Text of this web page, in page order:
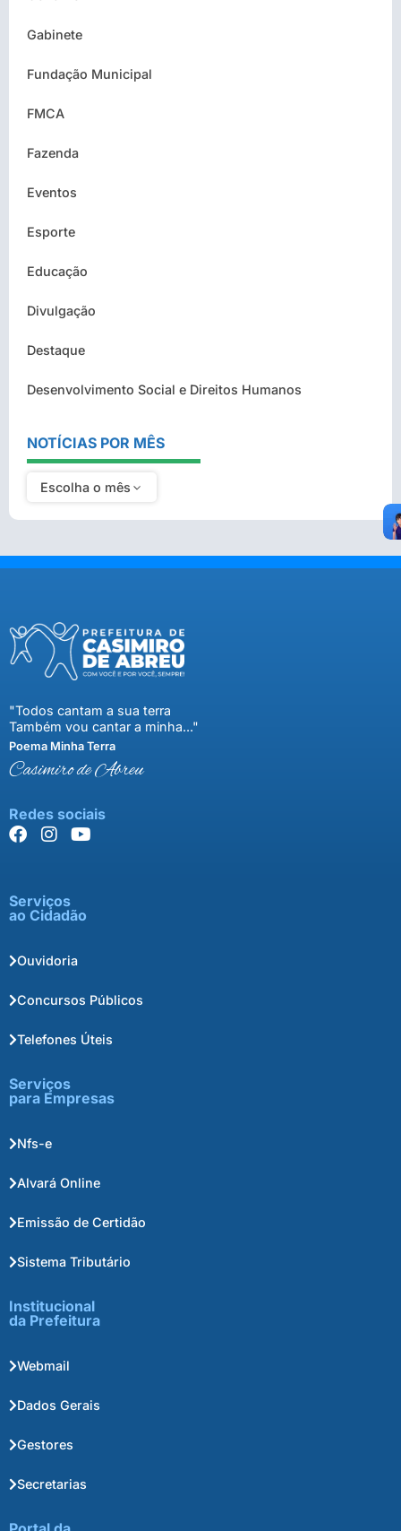
Gabinete
Fundação Municipal
FMCA
Fazenda
Eventos
Esporte
Educação
Divulgação
Destaque
Desenvolvimento Social e Direitos Humanos
NOTÍCIAS POR MÊS
Escolha o mês
"Todos cantam a sua terra
Também vou cantar a minha..."
Poema Minha Terra
Casimiro de Abreu
Redes sociais
Serviços
ao Cidadão
Ouvidoria
Concursos Públicos
Telefones Úteis
Serviços
para Empresas
Nfs-e
Alvará Online
Emissão de Certidão
Sistema Tributário
Institucional
da Prefeitura
Webmail
Dados Gerais
Gestores
Secretarias